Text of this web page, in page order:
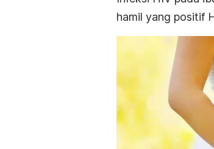
hamil yang positif